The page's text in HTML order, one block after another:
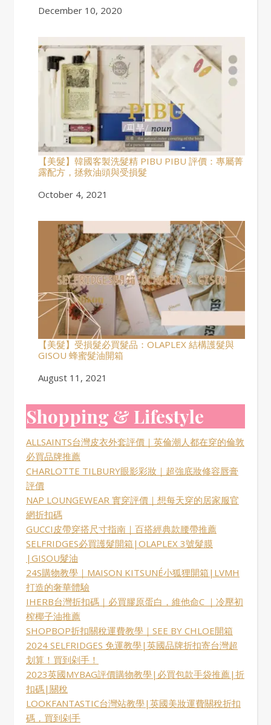
Date
December 10, 2020
【美髮】韓國客製洗髮精 PIBU PIBU 評價：專屬菁
露配方，拯救油頭與受損髮
Date
October 4, 2021
【美髮】受損髮必買髮品：OLAPLEX 結構護髮與
GISOU 蜂蜜髮油開箱
Date
August 11, 2021
Shopping & Lifestyle
ALLSAINTS台灣皮衣外套評價｜英倫潮人都在穿的倫敦
必買品牌推薦
CHARLOTTE TILBURY眼影彩妝｜超強底妝修容唇膏
評價
NAP LOUNGEWEAR 實穿評價｜想每天穿的居家服官
網折扣碼
GUCCI皮帶穿搭尺寸指南｜百搭經典款腰帶推薦
SELFRIDGES必買護髮開箱|OLAPLEX 3號髮膜
|GISOU髮油
24S購物教學｜MAISON KITSUNÉ小狐狸開箱|LVMH
打造的奢華體驗
IHERB台灣折扣碼｜必買膠原蛋白，維他命C ｜冷壓初
榨椰子油推薦
SHOPBOP折扣關稅運費教學｜SEE BY CHLOE開箱
2024 SELFRIDGES 免運教學|英國品牌折扣寄台灣超
划算！買到剁手！
2023英國MYBAG評價購物教學|必買包款手袋推薦|折
扣碼|關稅
LOOKFANTASTIC台灣站教學|英國美妝運費關稅折扣
碼，買到剁手